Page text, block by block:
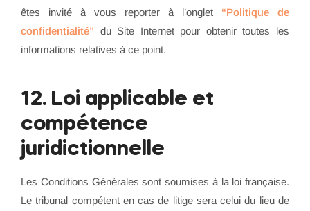
êtes invité à vous reporter à l’onglet “Politique de
confidentialité” du Site Internet pour obtenir toutes les
informations relatives à ce point.
12. Loi applicable et
compétence
juridictionnelle
Les Conditions Générales sont soumises à la loi française.
Le tribunal compétent en cas de litige sera celui du lieu de